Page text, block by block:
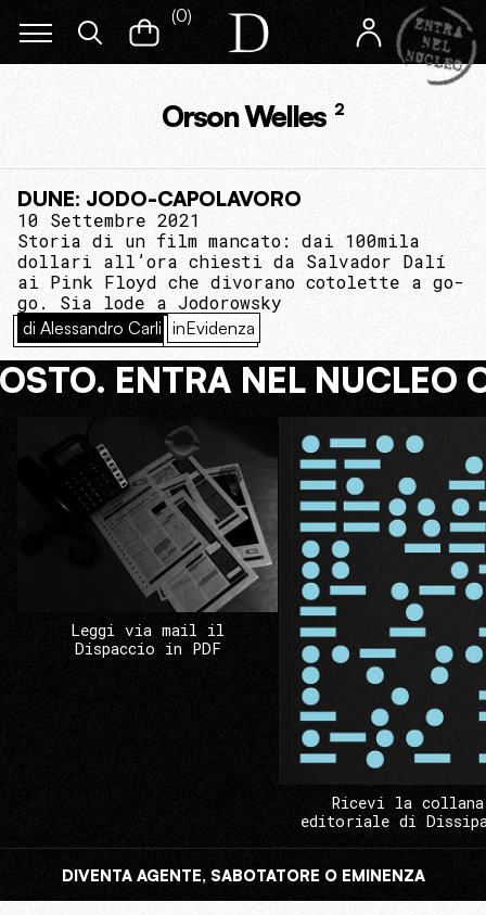
(0)
Orson Welles 2
DUNE: JODO-CAPOLAVORO
10 Settembre 2021
Storia di un film mancato: dai 100mila
dollari all’ora chiesti da Salvador Dalí
ai Pink Floyd che divorano cotolette a go-
go. Sia lode a Jodorowsky
di Alessandro Carli inEvidenza
ENTRA NEL NUCLEO
Leggi via mail il
Dispaccio in PDF
Ricevi la collana
editoriale di
DIVENTA AGENTE, SABOTATORE O EMINENZA